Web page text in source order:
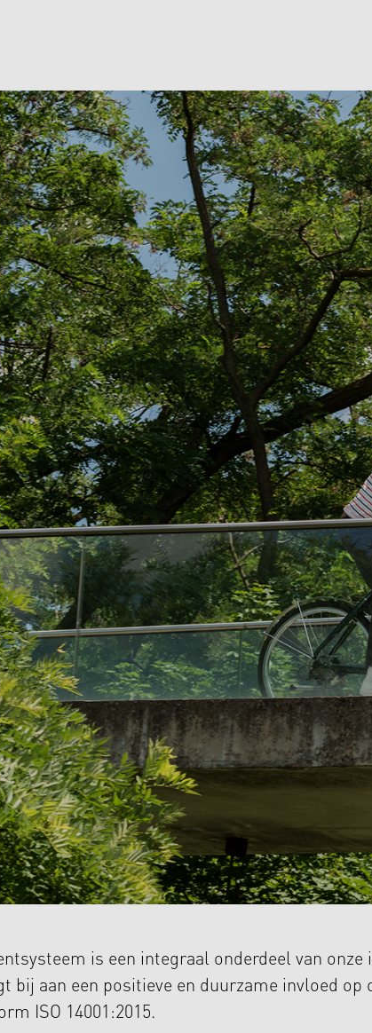
is een integraal onderdeel van
bij aan een positieve en duurzame invloed
ISO 14001:2015.